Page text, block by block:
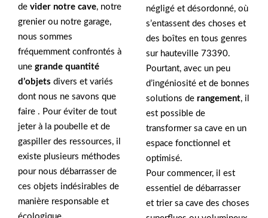
de vider notre cave, notre
grenier ou notre garage,
nous sommes
fréquemment confrontés à
une grande quantité
d’objets divers et variés
dont nous ne savons que
faire . Pour éviter de tout
jeter à la poubelle et de
gaspiller des ressources, il
existe plusieurs méthodes
pour nous débarrasser de
ces objets indésirables de
manière responsable et
négligé et désordonné, où
s’entassent des choses et
des boîtes en tous genres
sur hauteville 73390.
Pourtant, avec un peu
d’ingéniosité et de bonnes
solutions de rangement, il
est possible de
transformer sa cave en un
espace fonctionnel et
optimisé.
Pour commencer, il est
essentiel de débarrasser
et trier sa cave des choses